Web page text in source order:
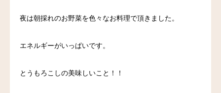
夜は朝採れのお野菜を色々なお料理で頂きました。
エネルギーがいっぱいです。
とうもろこしの美味しいこと！！